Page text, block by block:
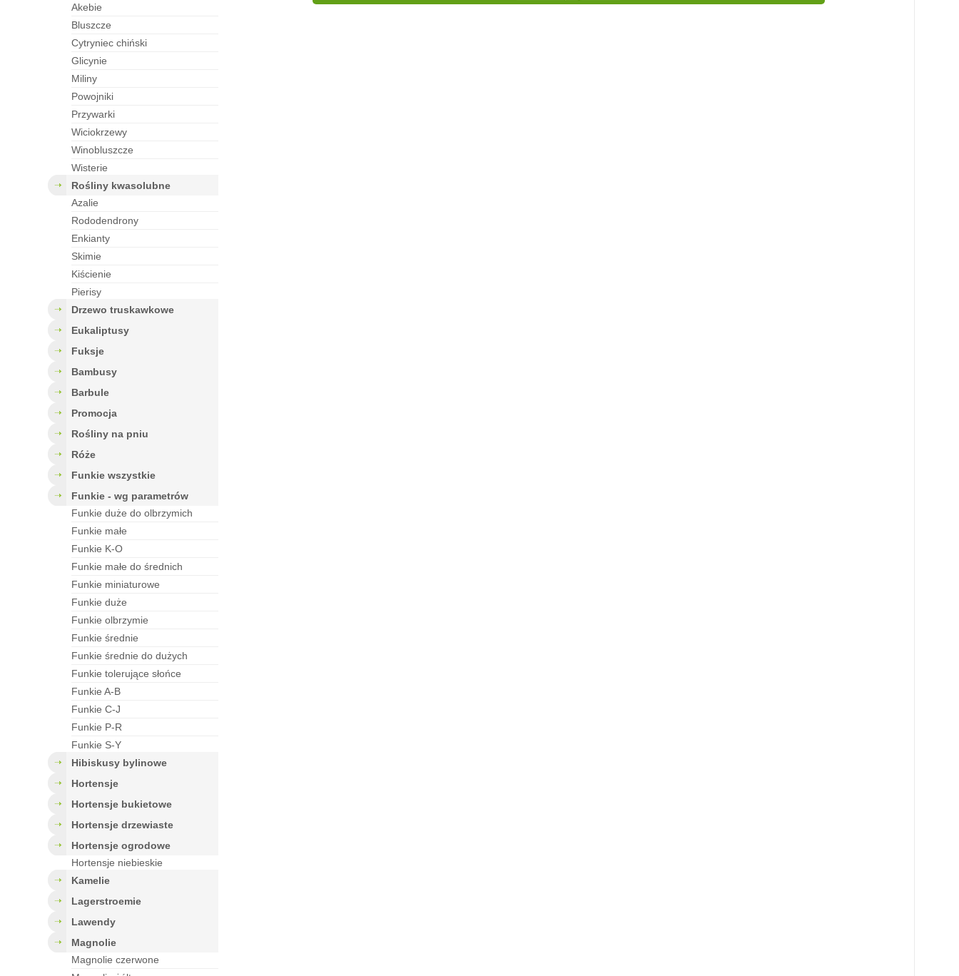
akebie
bluszcze
cytryniec chiński
glicynie
miliny
powojniki
przywarki
wiciokrzewy
winobluszcze
wisterie
rośliny kwasolubne
azalie
rododendrony
enkianty
skimie
kiścienie
pierisy
drzewo truskawkowe
eukaliptusy
fuksje
bambusy
barbule
Promocja
rośliny na pniu
róże
funkie wszystkie
funkie - wg parametrów
funkie duże do olbrzymich
funkie małe
funkie K-O
funkie małe do średnich
funkie miniaturowe
funkie duże
funkie olbrzymie
funkie średnie
funkie średnie do dużych
funkie tolerujące słońce
funkie A-B
funkie C-J
funkie P-R
funkie S-Y
hibiskusy bylinowe
hortensje
hortensje bukietowe
hortensje drzewiaste
hortensje ogrodowe
Hortensje niebieskie
kamelie
lagerstroemie
lawendy
magnolie
Magnolie czerwone